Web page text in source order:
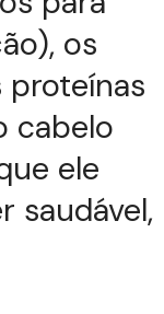
os
cabelo
ele
saudável,